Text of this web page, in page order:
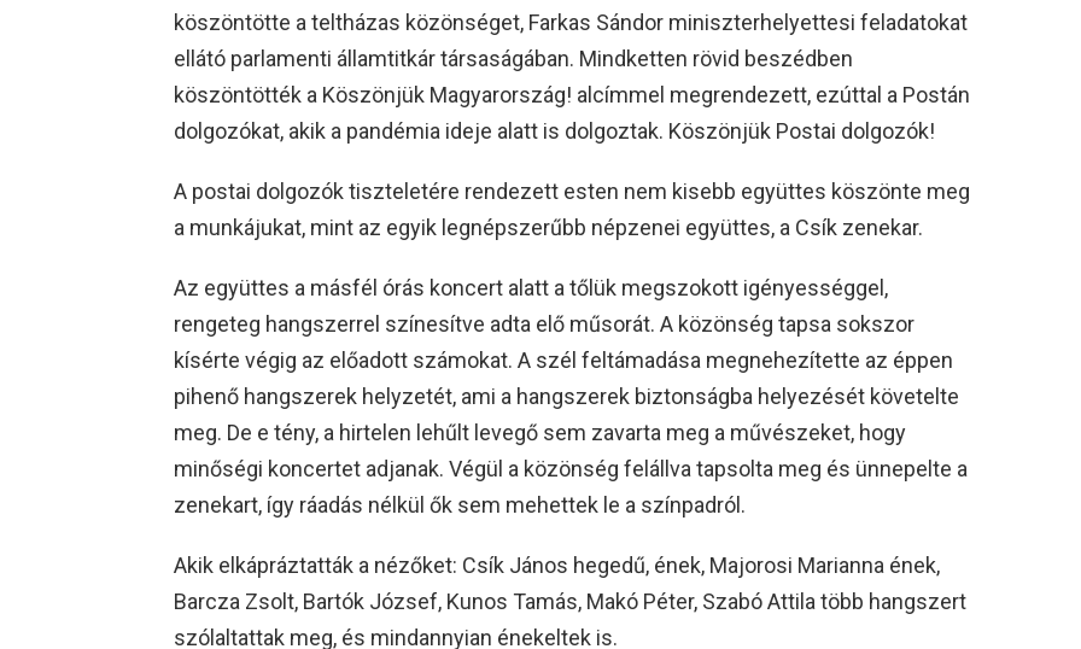
köszöntötte a teltházas közönséget, Farkas Sándor miniszterhelyettesi feladatokat
ellátó parlamenti államtitkár társaságában. Mindketten rövid beszédben
köszöntötték a Köszönjük Magyarország! alcímmel megrendezett, ezúttal a Postán
dolgozókat, akik a pandémia ideje alatt is dolgoztak. Köszönjük Postai dolgozók!
A postai dolgozók tiszteletére rendezett esten nem kisebb együttes köszönte meg
a munkájukat, mint az egyik legnépszerűbb népzenei együttes, a Csík zenekar.
Az együttes a másfél órás koncert alatt a tőlük megszokott igényességgel,
rengeteg hangszerrel színesítve adta elő műsorát. A közönség tapsa sokszor
kísérte végig az előadott számokat. A szél feltámadása megnehezítette az éppen
pihenő hangszerek helyzetét, ami a hangszerek biztonságba helyezését követelte
meg. De e tény, a hirtelen lehűlt levegő sem zavarta meg a művészeket, hogy
minőségi koncertet adjanak. Végül a közönség felállva tapsolta meg és ünnepelte a
zenekart, így ráadás nélkül ők sem mehettek le a színpadról.
Akik elkápráztatták a nézőket: Csík János hegedű, ének, Majorosi Marianna ének,
Barcza Zsolt, Bartók József, Kunos Tamás, Makó Péter, Szabó Attila több hangszert
szólaltattak meg, és mindannyian énekeltek is.